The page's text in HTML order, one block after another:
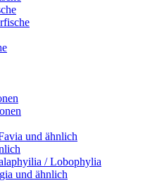
und ähnlich
/ Lobophylia
und ähnlich